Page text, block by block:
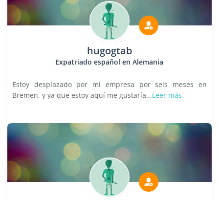
hugogtab
Expatriado español en Alemania
Estoy desplazado por mi empresa por seis meses en
Bremen, y ya que estoy aquí me gustaría...Leer más